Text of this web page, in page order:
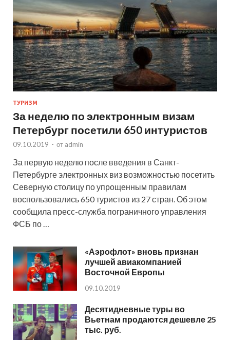
ТУРИЗМ
За неделю по электронным визам
Петербург посетили 650 интуристов
09.10.2019 - от admin
За первую неделю после введения в Санкт-
Петербурге электронных виз возможностью посетить
Северную столицу по упрощенным правилам
воспользовались 650 туристов из 27 стран. Об этом
сообщила пресс-служба пограничного управления
ФСБ по …
«Аэрофлот» вновь признан
лучшей авиакомпанией
Восточной Европы
09.10.2019
Десятидневные туры во
Вьетнам продаются дешевле 25
тыс. руб.